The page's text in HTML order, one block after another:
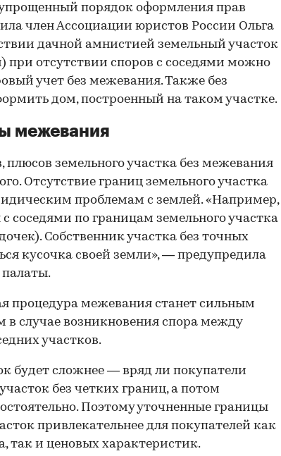
порядок оформления прав
член Ассоциации юристов России Ольга
дачной амнистией земельный участок
при отсутствии споров с соседями можно
учет без межевания. Также без
дом, построенный на таком участке.
межевания
земельного участка без межевания
Отсутствие границ земельного участка
проблемам с землей. «Например,
соседями по границам земельного участка
Собственник участка без точных
кусочка своей земли», — предупредила
палаты.
процедура межевания станет сильным
в случае возникновения спора между
участков.
будет сложнее — вряд ли покупатели
без четких границ, а потом
Поэтому уточненные границы
привлекательнее для покупателей как
так и ценовых характеристик.